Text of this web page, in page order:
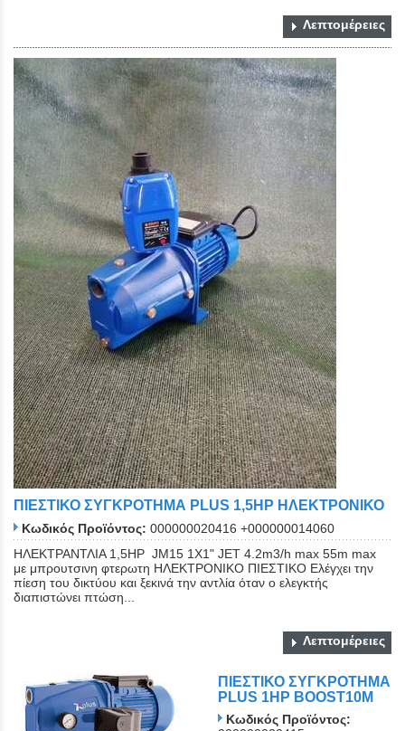
Λεπτομέρειες
ΠΙΕΣΤΙΚΟ ΣΥΓΚΡΟΤΗΜΑ PLUS 1,5ΗΡ ΗΛΕΚΤΡΟΝΙΚΟ
Κωδικός Προϊόντος: 000000020416 +000000014060
ΗΛΕΚΤΡΑΝΤΛΙΑ 1,5ΗΡ JM15 1Χ1" JET 4.2m3/h max 55m max
με μπρουτσινη φτερωτη ΗΛΕΚΤΡΟΝΙΚΟ ΠΙΕΣΤΙΚΟ Ελέγχει την
πίεση του δικτύου και ξεκινά την αντλία όταν ο ελεγκτής
διαπιστώνει πτώση...
Λεπτομέρειες
ΠΙΕΣΤΙΚΟ ΣΥΓΚΡΟΤΗΜΑ
PLUS 1HP BOOST10M
Κωδικός Προϊόντος: